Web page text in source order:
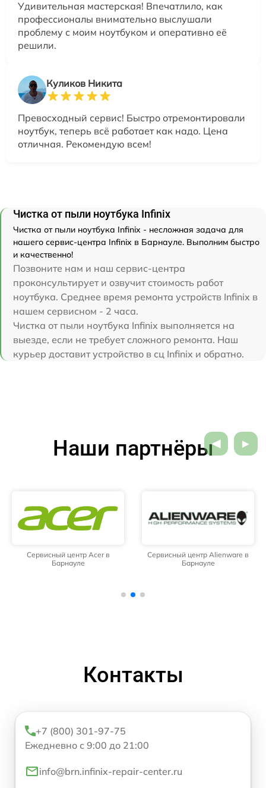
Удивительная мастерская! Впечатлило, как
профессионалы внимательно выслушали
проблему с моим ноутбуком и оперативно её
решили.
Куликов Никита
Превосходный сервис! Быстро отремонтировали
ноутбук, теперь всё работает как надо. Цена
отличная. Рекомендую всем!
Чистка от пыли ноутбука Infinix
Чистка от пыли ноутбука Infinix - несложная задача для
нашего сервис-центра Infinix в Барнауле. Выполним быстро
и качественно!
Позвоните нам и наш сервис-центра
проконсультирует и озвучит стоимость работ
ноутбука. Среднее время ремонта устройств Infinix в
нашем сервисном - 2 часа.
Чистка от пыли ноутбука Infinix выполняется на
выезде, если не требует сложного ремонта. Наш
курьер доставит устройство в сц Infinix и обратно.
Наши партнёры
Сервисный центр Acer в
Барнауле
Сервисный центр Alienware в
Барнауле
Контакты
+7 (800) 301-97-75
Ежедневно с 9:00 до 21:00
info@brn.infinix-repair-center.ru